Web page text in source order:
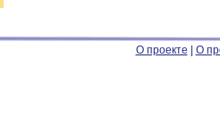
О проекте О